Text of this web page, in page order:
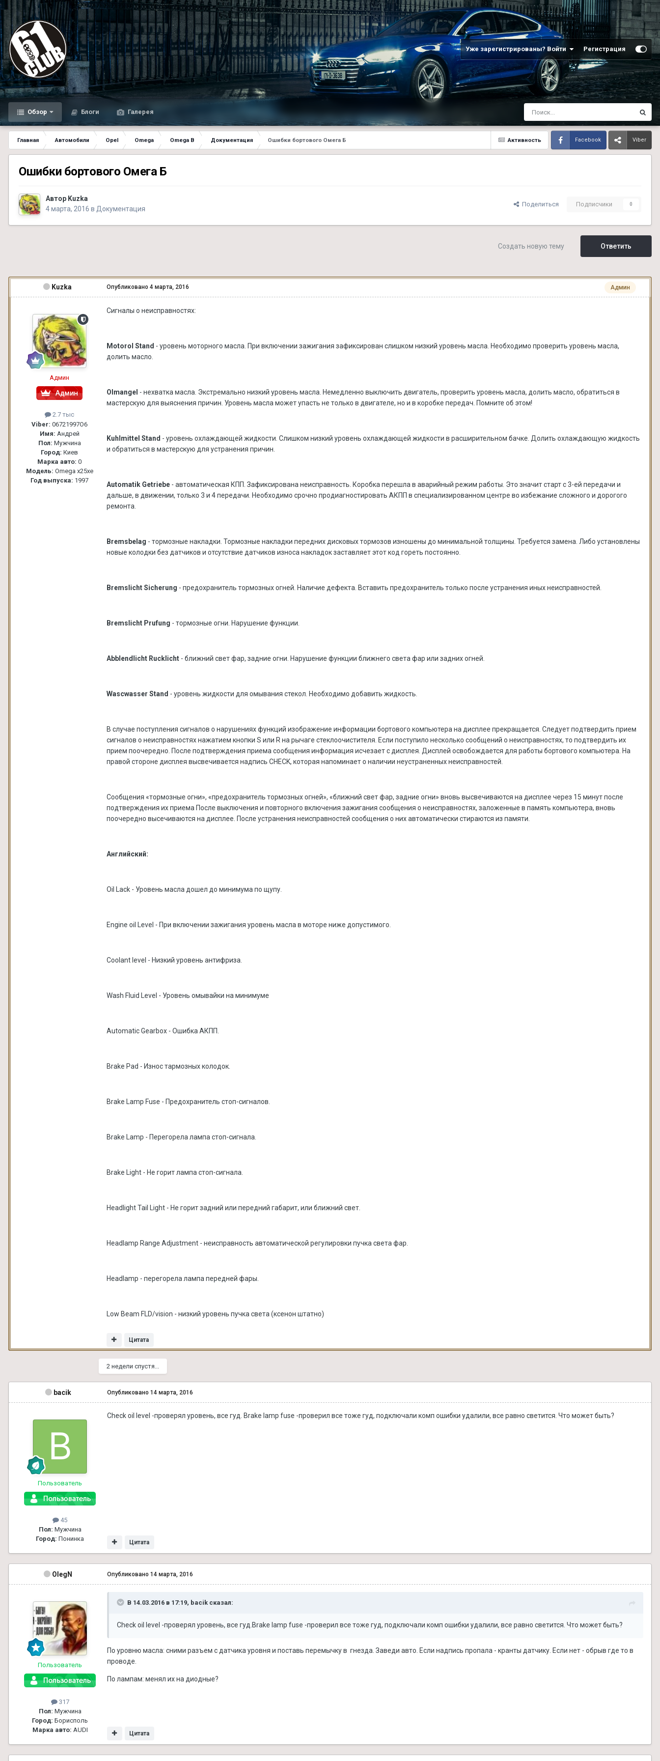
Уже зарегистрированы? Войти Регистрация
Обзор Блоги Галерея
Активность
Главная Автомобили Opel Omega Omega B Документация Ошибки бортового Омега Б Facebook Viber
Ошибки бортового Омега Б
Автор Kuzka
4 марта, 2016 в Документация
Поделиться Подписчики 0
Ответить
Создать новую тему
Kuzka
Админ
2.7 тыс
Viber: 06721997О6
Имя: Андрей
Пол: Мужчина
Город: Киев
Марка авто: 0
Модель: Omega x25xe
Год выпуска: 1997
Админ
Опубликовано 4 марта, 2016
Сигналы о неисправностях:
Motorol Stand - уровень моторного масла. При включении зажигания зафиксирован слишком низкий уровень масла. Необходимо проверить уровень масла,
долить масло.
Olmangel - нехватка масла. Экстремально низкий уровень масла. Немедленно выключить двигатель, проверить уровень масла, долить масло, обратиться в
мастерскую для выяснения причин. Уровень масла может упасть не только в двигателе, но и в коробке передач. Помните об этом!
Kuhlmittel Stand - уровень охлаждающей жидкости. Слишком низкий уровень охлаждающей жидкости в расширительном бачке. Долить охлаждающую жидкость
и обратиться в мастерскую для устранения причин.
Automatik Getriebe - автоматическая КПП. Зафиксирована неисправность. Коробка перешла в аварийный режим работы. Это значит старт с 3-ей передачи и
дальше, в движении, только 3 и 4 передачи. Необходимо срочно продиагностировать АКПП в специализированном центре во избежание сложного и дорогого
ремонта.
Bremsbelag - тормозные накладки. Тормозные накладки передних дисковых тормозов изношены до минимальной толщины. Требуется замена. Либо установлены
новые колодки без датчиков и отсутствие датчиков износа накладок заставляет этот код гореть постоянно.
Bremslicht Sicherung - предохранитель тормозных огней. Наличие дефекта. Вставить предохранитель только после устранения иных неисправностей.
Bremslicht Prufung - тормозные огни. Нарушение функции.
Abblendlicht Rucklicht - ближний свет фар, задние огни. Нарушение функции ближнего света фар или задних огней.
Wascwasser Stand - уровень жидкости для омывания стекол. Необходимо добавить жидкость.
В случае поступления сигналов о нарушениях функций изображение информации бортового компьютера на дисплее прекращается. Следует подтвердить прием
сигналов о неисправностях нажатием кнопки S или R на рычаге стеклоочистителя. Если поступило несколько сообщений о неисправностях, то подтвердить их
прием поочередно. После подтверждения приема сообщения информация исчезает с дисплея. Дисплей освобождается для работы бортового компьютера. На
правой стороне дисплея высвечивается надпись CHECK, которая напоминает о наличии неустраненных неисправностей.
Сообщения «тормозные огни», «предохранитель тормозных огней», «ближний свет фар, задние огни» вновь высвечиваются на дисплее через 15 минут после
подтверждения их приема После выключения и повторного включения зажигания сообщения о неисправностях, заложенные в память компьютера, вновь
поочередно высечиваются на дисплее. После устранения неисправностей сообщения о них автоматически стираются из памяти.
Английский:
Oil Lack - Уровень масла дошел до минимума по щупу.
Engine oil Level - При включении зажигания уровень масла в моторе ниже допустимого.
Coolant level - Низкий уровень антифриза.
Wash Fluid Level - Уровень омывайки на минимуме
Automatic Gearbox - Ошибка АКПП.
Brake Pad - Износ тармозных колодок.
Brake Lamp Fuse - Предохранитель стоп-сигналов.
Brake Lamp - Перегорела лампа стоп-сигнала.
Brake Light - Не горит лампа стоп-сигнала.
Headlight Tail Light - Не горит задний или передний габарит, или ближний свет.
Headlamp Range Adjustment - неисправность автоматической регулировки пучка света фар.
Headlamp - перегорела лампа передней фары.
Low Beam FLD/vision - низкий уровень пучка света (ксенон штатно)
Цитата
2 недели спустя...
bacik
Пользователь
45
Пол: Мужчина
Город: Понинка
Опубликовано 14 марта, 2016
Check oil level -проверял уровень, все гуд. Brake lamp fuse -проверил все тоже гуд, подключали комп ошибки удалили, все равно светится. Что может быть?
Цитата
OlegN
Пользователь
317
Пол: Мужчина
Город: Борисполь
Марка авто: AUDI
Опубликовано 14 марта, 2016
В 14.03.2016 в 17:19, bacik сказал:
Check oil level -проверял уровень, все гуд.Brake lamp fuse -проверил все тоже гуд, подключали комп ошибки удалили, все равно светится. Что может быть?
По уровню масла: сними разъем с датчика уровня и поставь перемычку в гнезда. Заведи авто. Если надпись пропала - кранты датчику. Если нет - обрыв где то в
проводе.
По лампам: менял их на диодные?
Цитата